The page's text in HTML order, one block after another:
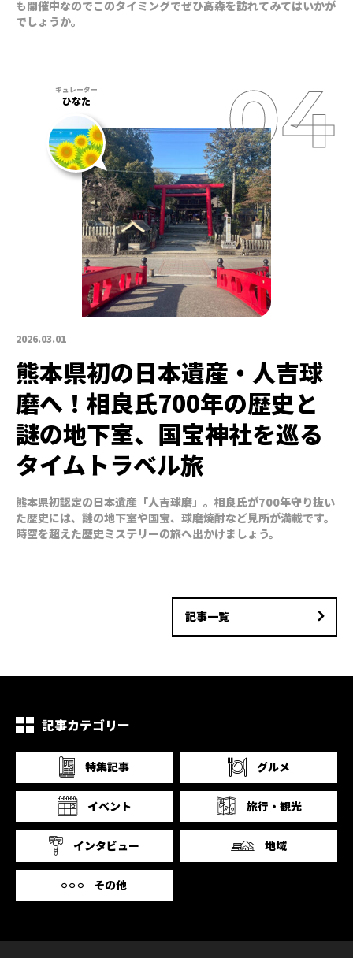
も開催中なのでこのタイミングでぜひ高森を訪れてみてはいかが
でしょうか。
2026.03.01
ひなた
熊本県初の日本遺産・人吉球
磨へ！相良氏700年の歴史と
謎の地下室、国宝神社を巡る
タイムトラベル旅
熊本県初認定の日本遺産「人吉球磨」。相良氏が700年守り抜い
た歴史には、謎の地下室や国宝、球磨焼酎など見所が満載です。
時空を超えた歴史ミステリーの旅へ出かけましょう。
記事一覧
記事カテゴリー
特集記事 グルメ
イベント 旅行・観光
インタビュー 地域
その他